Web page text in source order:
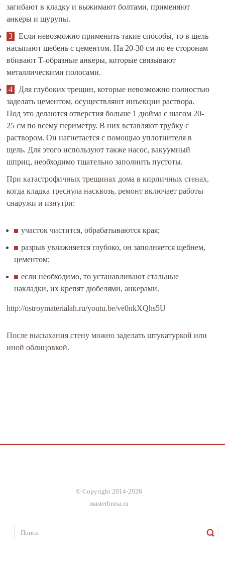
загибают в кладку и выжимают болтами, применяют
анкеры и шурупы.
Если невозможно применить такие способы, то в щель
насыпают щебень с цементом. На 20-30 см по ее сторонам
вбивают Т-образные анкеры, которые связывают
металлическими полосами.
Для глубоких трещин, которые невозможно полностью
заделать цементом, осуществляют инъекции раствора.
Под это делаются отверстия больше 1 дюйма с шагом 20-
25 см по всему периметру. В них вставляют трубку с
раствором. Он нагнетается с помощью уплотнителя в
щель. Для этого используют также насос, вакуумный
шприц, необходимо тщательно заполнить пустоты.
При катастрофичных трещинах дома в кирпичных стенах,
когда кладка треснула насквозь, ремонт включает работы
снаружи и изнутри:
участок чистится, обрабатываются края;
разрыв увлажняется глубоко, он заполняется щебнем,
цементом;
если необходимо, то устанавливают стальные
накладки, их крепят дюбелями, анкерами.
http://ostroymaterialah.ru/youtu.be/ve0nkXQhs5U
После высыхания стену можно заделать штукатуркой или
иной облицовкой.
© Copyright 2014-2026
masterbrusa.ru